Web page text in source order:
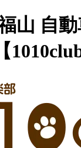
山 自動